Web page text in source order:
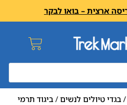
/בגדי טיולים לנשים/ביגוד תרמי